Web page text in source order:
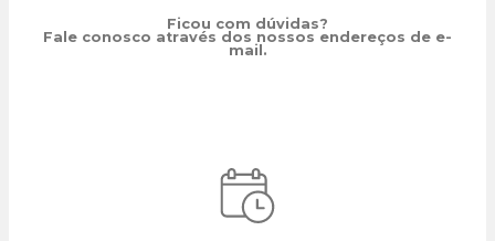
Ficou com dúvidas?
Fale conosco através dos nossos endereços de e-
mail.